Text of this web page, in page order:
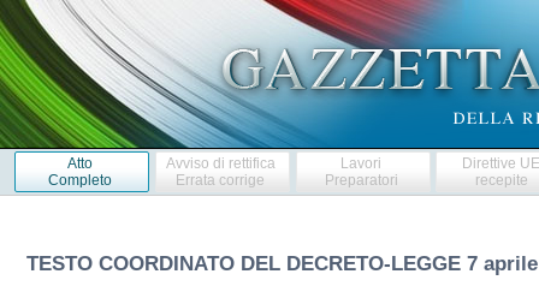
Atto
Completo
Avviso di rettifica
Errata corrige
Lavori
Preparatori
Direttive
recepite
TESTO COORDINATO DEL DECRETO-LEGGE 7